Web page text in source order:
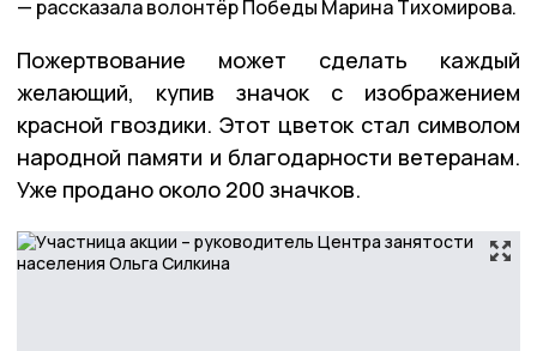
рассказала волонтёр Победы Марина Тихомирова.
Пожертвование может сделать каждый
желающий, купив значок с изображением
красной гвоздики. Этот цветок стал символом
народной памяти и благодарности ветеранам.
Уже продано около 200 значков.